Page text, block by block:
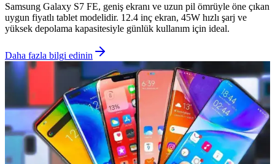
Samsung Galaxy S7 FE, geniş ekranı ve uzun pil ömrüyle öne çıkan
uygun fiyatlı tablet modelidir. 12.4 inç ekran, 45W hızlı şarj ve
yüksek depolama kapasitesiyle günlük kullanım için ideal.
Daha fazla bilgi edinin